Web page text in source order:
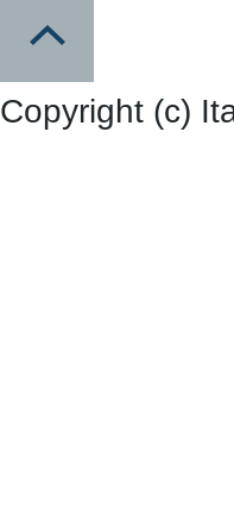
Copyright (c)